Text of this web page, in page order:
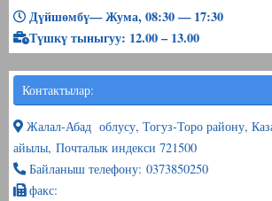
Дүйшөмбү— Жума, 08:30 — 17:30
Түшкү тыныгуу: 12.00 – 13.00
Контактылар:
Жалал-Абад облусу, Тогуз-Торо району,
айылы, Почталык индекси 721500
Байланыш телефону: 0373850250
факс: